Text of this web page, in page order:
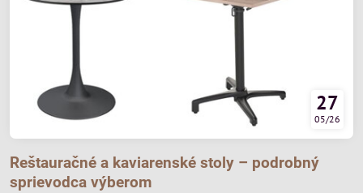
27
05/26
Reštauračné a kaviarenské stoly – podrobný
sprievodca výberom